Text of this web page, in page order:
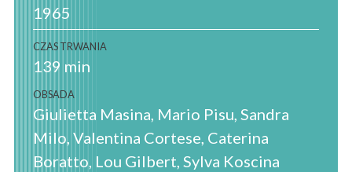
1965
CZAS TRWANIA
139 min
OBSADA
Giulietta Masina, Mario Pisu, Sandra
Milo, Valentina Cortese, Caterina
Boratto, Lou Gilbert, Sylva Koscina